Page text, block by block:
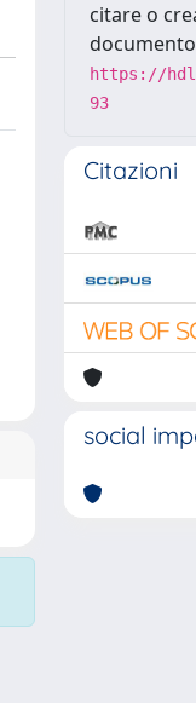
citare o
https://
93
Citazioni
social